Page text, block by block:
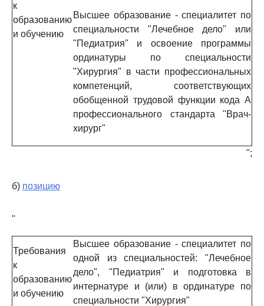
к
образованию
и обучению
Высшее образование - специалитет по
специальности "Лечебное дело" или
"Педиатрия" и освоение программы
ординатуры по специальности
"Хирургия" в части профессиональных
компетенций, соответствующих
обобщенной трудовой функции кода A
профессионального стандарта "Врач-
хирург"
";
б) позицию
"
Требования
к
образованию
и обучению
Высшее образование - специалитет по
одной из специальностей: "Лечебное
дело", "Педиатрия" и подготовка в
интернатуре и (или) в ординатуре по
специальности "Хирургия"